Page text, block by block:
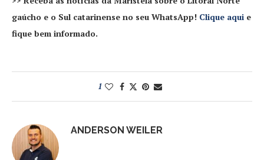
gaúcho e o Sul catarinense no seu WhatsApp! Clique aqui e
fique bem informado.
1
ANDERSON WEILER